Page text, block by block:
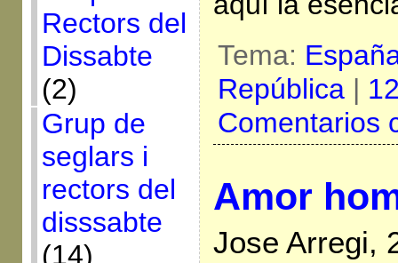
Rectors del
Dissabte
(2)
Grup de
seglars i
rectors del
disssabte
(14)
Tema:
República|
Comentarios
Amor
Jose Arregi,